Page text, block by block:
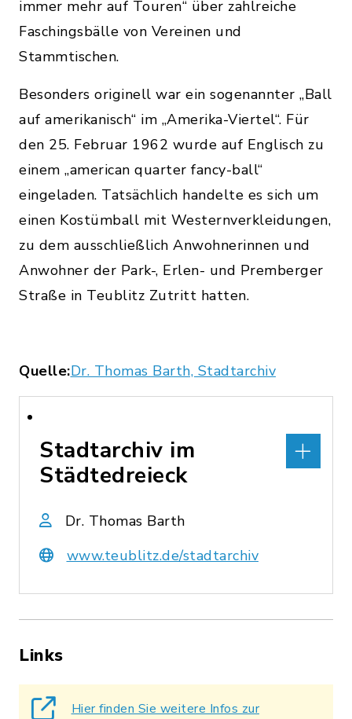
immer mehr auf Touren“ über zahlreiche
Faschingsbälle von Vereinen und
Stammtischen.
Besonders originell war ein sogenannter „Ball
auf amerikanisch“ im „Amerika-Viertel“. Für
den 25. Februar 1962 wurde auf Englisch zu
einem „american quarter fancy-ball“
eingeladen. Tatsächlich handelte es sich um
einen Kostümball mit Westernverkleidungen,
zu dem ausschließlich Anwohnerinnen und
Anwohner der Park-, Erlen- und Premberger
Straße in Teublitz Zutritt hatten.
Quelle:Dr. Thomas Barth, Stadtarchiv
Stadtarchiv im
Städtedreieck
Dr. Thomas Barth
www.teublitz.de/stadtarchiv
Links
Hier finden Sie weitere Infos zur